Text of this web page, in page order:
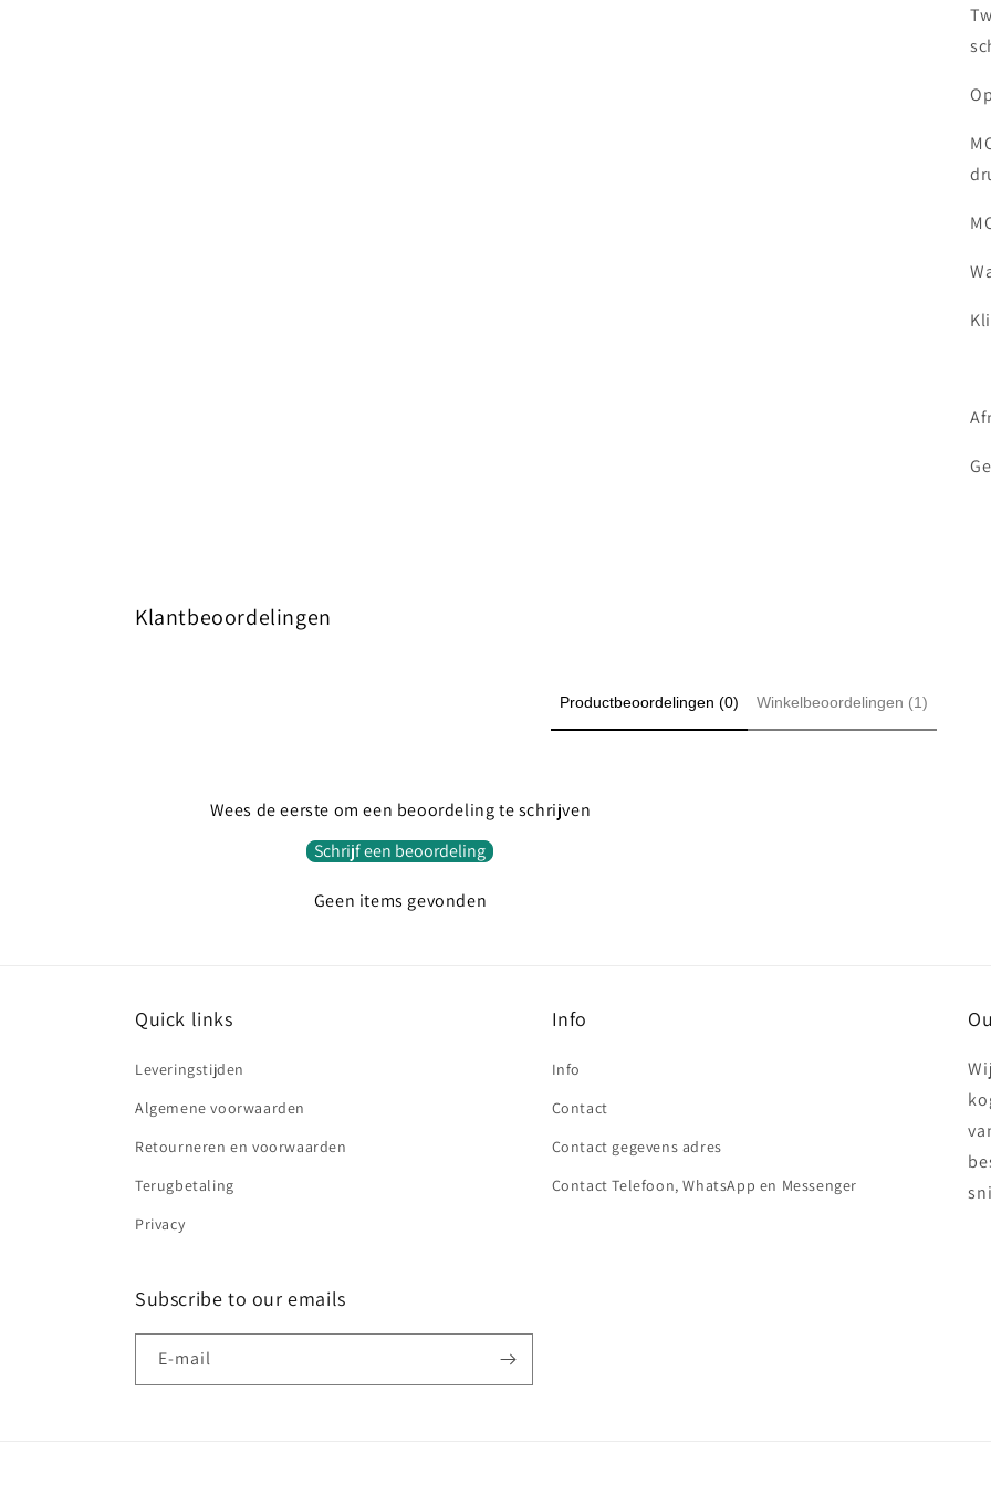
Klantbeoordelingen
Productbeoordelingen (0) Winkelbeoordelingen (1)
Wees de eerste om een beoordeling te schrijven
Schrijf een beoordeling
Geen items gevonden
Quick links
Leveringstijden
Algemene voorwaarden
Retourneren en voorwaarden
Terugbetaling
Privacy
Info
Info
Contact
Contact gegevens adres
Contact Telefoon, WhatsApp en Messenger
Subscribe to our emails
E‑mail